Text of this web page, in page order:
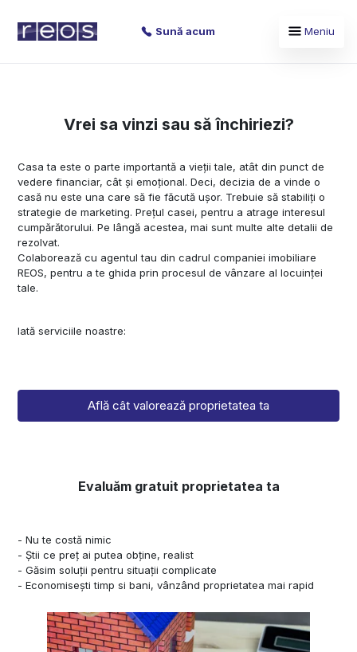
Sună acum Meniu
Vrei sa vinzi sau să închiriezi?
Casa ta este o parte importantă a vieții tale, atât din punct de
vedere financiar, cât și emoțional. Deci, decizia de a vinde o
casă nu este una care să fie făcută ușor. Trebuie să stabiliți o
strategie de marketing. Prețul casei, pentru a atrage interesul
cumpărătorului. Pe lângă acestea, mai sunt multe alte detalii de
rezolvat.
Colaborează cu agentul tau din cadrul companiei imobiliare
REOS, pentru a te ghida prin procesul de vânzare al locuinței
tale.
Iată serviciile noastre:
Află cât valorează proprietatea ta
Evaluăm gratuit proprietatea ta
- Nu te costă nimic
- Știi ce preț ai putea obține, realist
- Găsim soluții pentru situații complicate
- Economisești timp si bani, vânzând proprietatea mai rapid